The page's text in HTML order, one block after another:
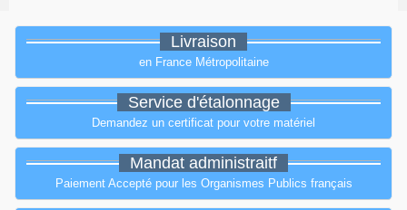
Livraison
en France Métropolitaine
Service d'étalonnage
Demandez un certificat pour votre matériel
Mandat administraitf
Paiement Accepté pour les Organismes Publics français